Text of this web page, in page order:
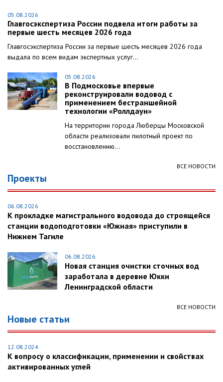
05.08.2026
Главгосэкспертиза России подвела итоги работы за
первые шесть месяцев 2026 года
Главгосэкспертиза России за первые шесть месяцев 2026 года
выдала по всем видам экспертных услуг...
05.08.2026
В Подмосковье впервые
реконструировали водовод с
применением бестраншейной
технологии «Роллдаун»
На территории города Люберцы Московской
области реализовали пилотный проект по
восстановлению...
ВСЕ НОВОСТИ
Проекты
06.08.2026
К прокладке магистрального водовода до строящейся
станции водоподготовки «Южная» приступили в
Нижнем Тагиле
06.08.2026
Новая станция очистки сточных вод
заработала в деревне Юкки
Ленинградской области
ВСЕ НОВОСТИ
Новые статьи
12.08.2024
К вопросу о классификации, применении и свойствах
активированных углей